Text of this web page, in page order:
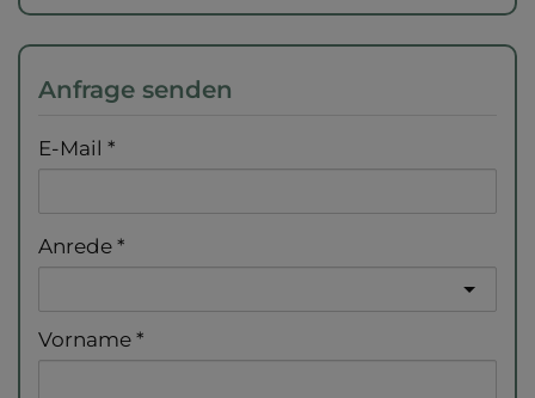
Anfrage senden
E-Mail
Anrede
Vorname